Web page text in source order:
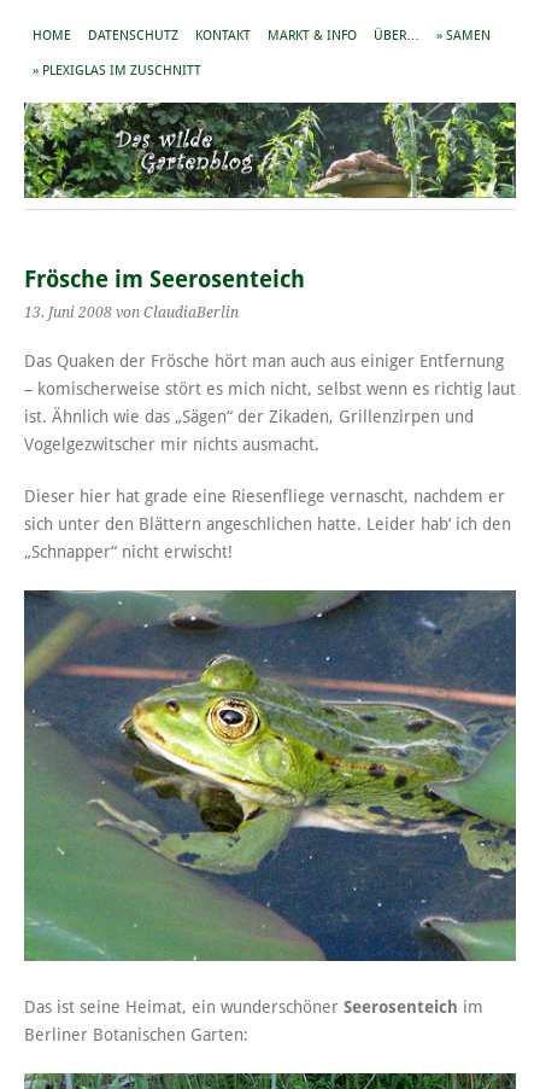
HOME DATENSCHUTZ KONTAKT MARKT & INFO ÜBER… » SAMEN
» PLEXIGLAS IM ZUSCHNITT
Frösche im Seerosenteich
13. Juni 2008 von ClaudiaBerlin
Das Quaken der Frösche hört man auch aus einiger Entfernung
– komischerweise stört es mich nicht, selbst wenn es richtig laut
ist. Ähnlich wie das „Sägen“ der Zikaden, Grillenzirpen und
Vogelgezwitscher mir nichts ausmacht.
Dieser hier hat grade eine Riesenfliege vernascht, nachdem er
sich unter den Blättern angeschlichen hatte. Leider hab‘ ich den
„Schnapper“ nicht erwischt!
Das ist seine Heimat, ein wunderschöner Seerosenteich im
Berliner Botanischen Garten: